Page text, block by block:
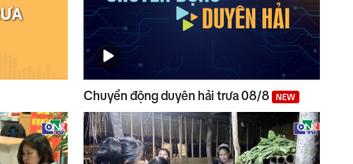
Chuyển động duyên hải trưa 08/8 NEW